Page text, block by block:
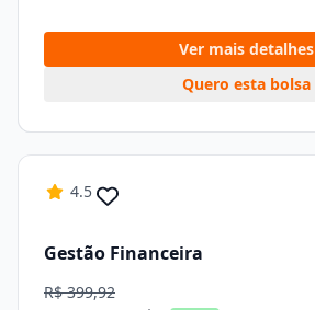
Ver mais detalhes
Quero esta bolsa
4.5
Gestão Financeira
R$ 399,92